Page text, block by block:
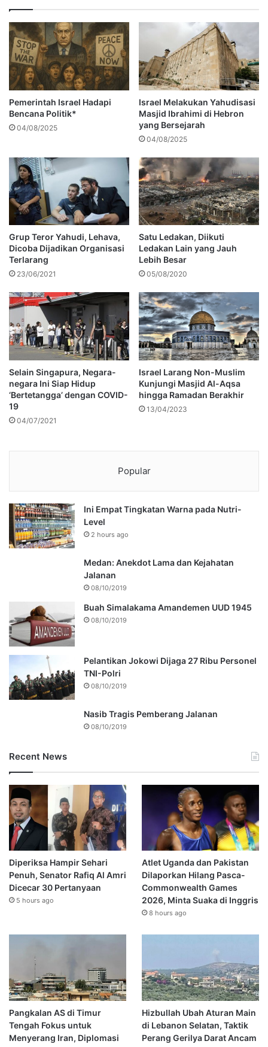
Pemerintah Israel Hadapi
Bencana Politik*
04/08/2025
Israel Melakukan Yahudisasi
Masjid Ibrahimi di Hebron
yang Bersejarah
04/08/2025
Grup Teror Yahudi, Lehava,
Dicoba Dijadikan Organisasi
Terlarang
23/06/2021
Satu Ledakan, Diikuti
Ledakan Lain yang Jauh
Lebih Besar
05/08/2020
Selain Singapura, Negara-
negara Ini Siap Hidup
‘Bertetangga’ dengan COVID-
19
04/07/2021
Israel Larang Non-Muslim
Kunjungi Masjid Al-Aqsa
hingga Ramadan Berakhir
13/04/2023
Popular
Ini Empat Tingkatan Warna pada Nutri-
Level
2 hours ago
Medan: Anekdot Lama dan Kejahatan
Jalanan
08/10/2019
Buah Simalakama Amandemen UUD 1945
08/10/2019
Pelantikan Jokowi Dijaga 27 Ribu Personel
TNI-Polri
08/10/2019
Nasib Tragis Pemberang Jalanan
08/10/2019
Recent News
Diperiksa Hampir Sehari
Penuh, Senator Rafiq Al Amri
Dicecar 30 Pertanyaan
5 hours ago
Atlet Uganda dan Pakistan
Dilaporkan Hilang Pasca-
Commonwealth Games
2026, Minta Suaka di Inggris
8 hours ago
Pangkalan AS di Timur
Tengah Fokus untuk
Menyerang Iran, Diplomasi
Hizbullah Ubah Aturan Main
di Lebanon Selatan, Taktik
Perang Gerilya Darat Ancam